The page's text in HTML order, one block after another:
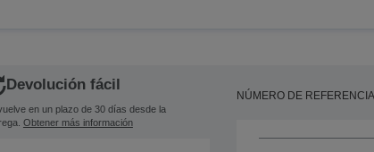
Devolución fácil
en un plazo de 30 días desde la
Obtener más información
NÚMERO DE